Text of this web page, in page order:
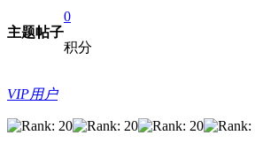
主题帖子
0
积分
VIP用户